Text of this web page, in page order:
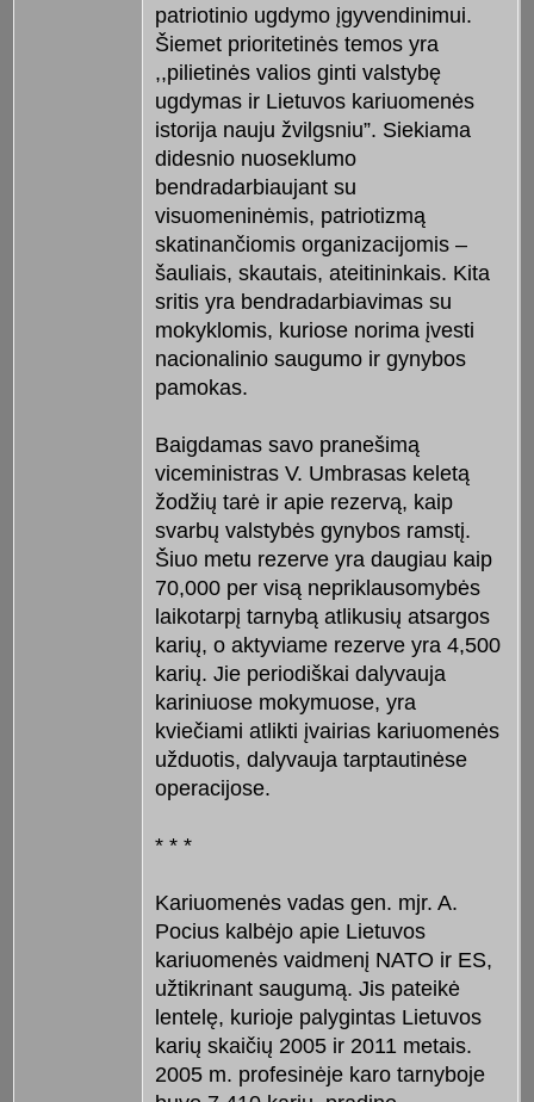
patriotinio ugdymo įgyvendinimui.
Šiemet prioritetinės temos yra
,,pilietinės valios ginti valstybę
ugdymas ir Lietuvos kariuomenės
istorija nauju žvilgsniu”. Siekiama
didesnio nuoseklumo
bendradarbiaujant su
visuomeninėmis, patriotizmą
skatinančiomis organizacijomis –
šauliais, skautais, ateitininkais. Kita
sritis yra bendradarbiavimas su
mokyklomis, kuriose norima įvesti
nacionalinio saugumo ir gynybos
pamokas.
Baigdamas savo pranešimą
viceministras V. Umbrasas keletą
žodžių tarė ir apie rezervą, kaip
svarbų valstybės gynybos ramstį.
Šiuo metu rezerve yra daugiau kaip
70,000 per visą nepriklausomybės
laikotarpį tarnybą atlikusių atsargos
karių, o aktyviame rezerve yra 4,500
karių. Jie periodiškai dalyvauja
kariniuose mokymuose, yra
kviečiami atlikti įvairias kariuomenės
užduotis, dalyvauja tarptautinėse
operacijose.
* * *
Kariuomenės vadas gen. mjr. A.
Pocius kalbėjo apie Lietuvos
kariuomenės vaidmenį NATO ir ES,
užtikrinant saugumą. Jis pateikė
lentelę, kurioje palygintas Lietuvos
karių skaičių 2005 ir 2011 metais.
2005 m. profesinėje karo tarnyboje